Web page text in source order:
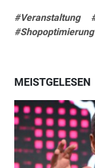
#Veranstaltung
#Shopoptimierung
MEISTGELESEN